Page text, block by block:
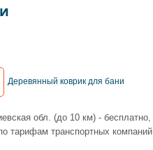
Деревянный коврик для бани
обл. (до 10 км) - бесплатно,
тарифам транспортных компаний